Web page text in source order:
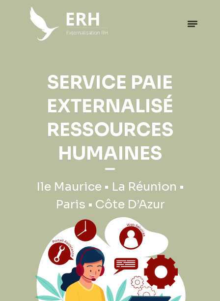
SERVICE PAIE
EXTERNALISÉ
RESSOURCES
HUMAINES
Ile Maurice • La Réunion •
Paris • Côte D’Azur